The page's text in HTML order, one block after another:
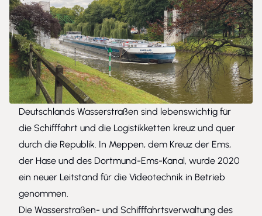
Deutschlands Wasserstraßen sind lebenswichtig für
die Schifffahrt und die Logistikketten kreuz und quer
durch die Republik. In Meppen, dem Kreuz der Ems,
der Hase und des Dortmund-Ems-Kanal, wurde 2020
ein neuer Leitstand für die Videotechnik in Betrieb
genommen.
Die Wasserstraßen- und Schifffahrtsverwaltung des